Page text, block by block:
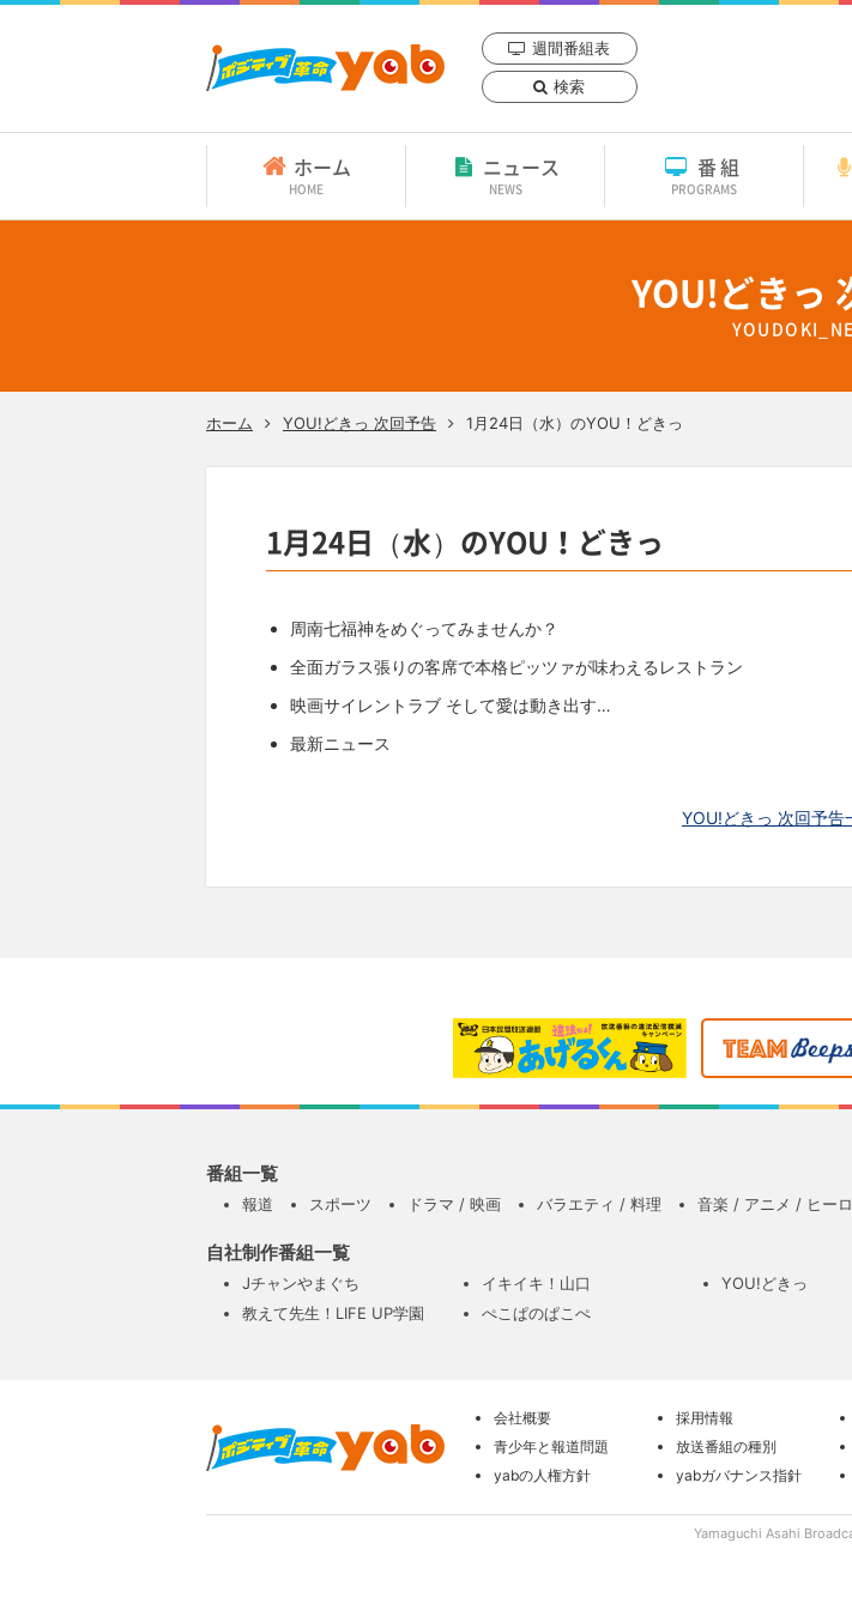
週間番組表
検索
ホーム
HOME
ニュース
NEWS
番組
PROGRAMS
YOU!どきっ
ホーム YOU!どきっ 次回予告 1月24日（水）のYOU！どきっ
1月24日（水）のYOU！どきっ
周南七福神をめぐってみませんか？
全面ガラス張りの客席で本格ピッツァが味わえるレストラン
映画サイレントラブ そして愛は動き出す…
最新ニュース
YOU!どきっ 次回予告
番組一覧
報道 スポーツ ドラマ / 映画 バラエティ / 料理 音楽 / アニメ / ヒー
自社制作番組一覧
Jチャンやまぐち イキイキ！山口 YOU!どきっ
教えて先生！LIFE UP学園
ぺこぱのぱこぺ
会社概要 採用情報
青少年と報道問題
放送番組の種別
yabの人権方針
yabガバナンス指針
Yamaguchi Asahi